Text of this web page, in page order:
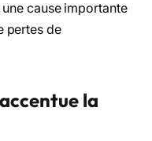
cause importante
pertes de
la